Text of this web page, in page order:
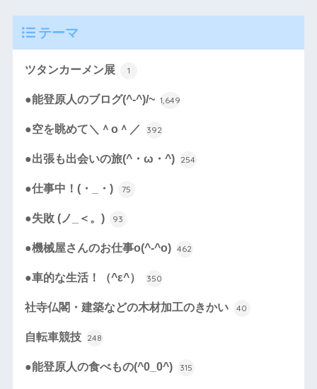
テーマ
ツタンカーメン展 1
●能登原人のブログ(^-^)/~ 1,649
●空を眺めて＼＾o＾／ 392
●出張も出会いの旅(^・ω・^) 254
●仕事中！(・_・) 75
●失敗 (ノ_＜。) 93
●機械屋さんのお仕事o(^-^o) 462
●車的な生活！（^ε^） 350
社寺仏閣・建築などの木材加工のきかい 40
自転車競技 248
●能登原人の食べもの(^0_0^) 315